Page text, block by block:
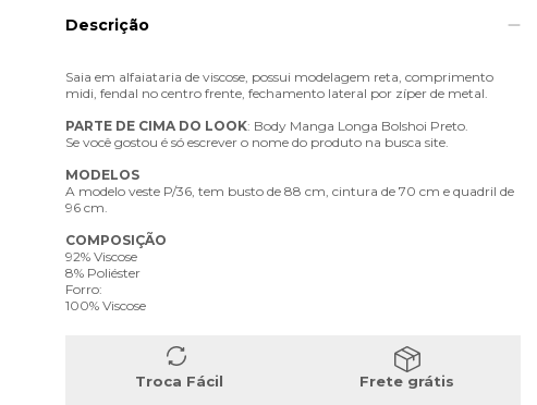
Descrição
Saia em alfaiataria de viscose, possui modelagem reta, comprimento
midi, fendal no centro frente, fechamento lateral por zíper de metal.
PARTE DE CIMA DO LOOK: Body Manga Longa Bolshoi Preto.
Se você gostou é só escrever o nome do produto na busca site.
MODELOS
A modelo veste P/36, tem busto de 88 cm, cintura de 70 cm e quadril de
96 cm.
COMPOSIÇÃO
92% Viscose
8% Poliéster
Forro:
100% Viscose
Troca Fácil
Frete grátis